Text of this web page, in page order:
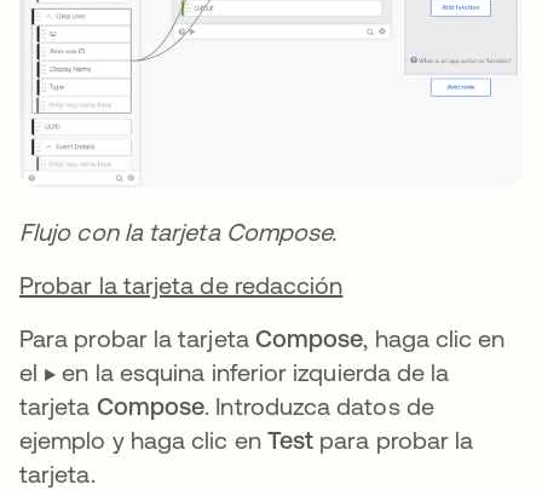
Flujo con la tarjeta Compose.
Probar la tarjeta de redacción
Para probar la tarjeta Compose, haga clic en
el ▶️ en la esquina inferior izquierda de la
tarjeta Compose. Introduzca datos de
ejemplo y haga clic en Test para probar la
tarjeta.